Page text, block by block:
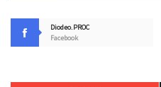
Diodeo.PROC
Facebook